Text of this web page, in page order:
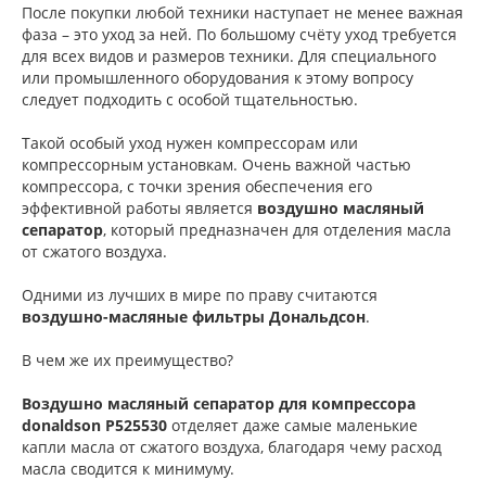
После покупки любой техники наступает не менее важная
фаза – это уход за ней. По большому счёту уход требуется
для всех видов и размеров техники. Для специального
или промышленного оборудования к этому вопросу
следует подходить с особой тщательностью.
Такой особый уход нужен компрессорам или
компрессорным установкам. Очень важной частью
компрессора, с точки зрения обеспечения его
эффективной работы является воздушно масляный
сепаратор, который предназначен для отделения масла
от сжатого воздуха.
Одними из лучших в мире по праву считаются
воздушно-масляные фильтры Дональдсон.
В чем же их преимущество?
Воздушно масляный сепаратор для компрессора
donaldson P525530 отделяет даже самые маленькие
капли масла от сжатого воздуха, благодаря чему расход
масла сводится к минимуму.